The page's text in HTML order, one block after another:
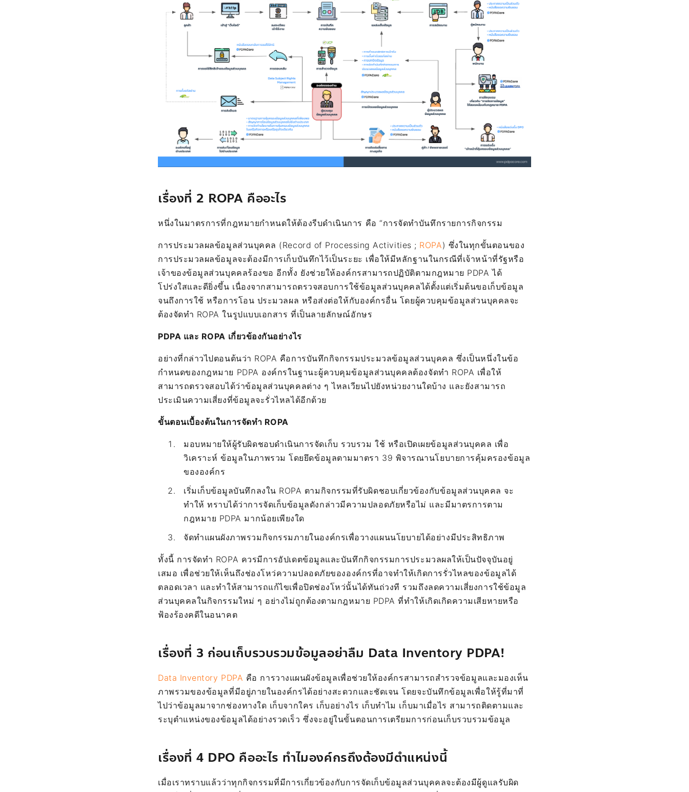
เรื่องที่ 2 ROPA คืออะไร
หนึ่งในมาตรการที่กฎหมายกำหนดให้ต้องรีบดำเนินการ คือ “การจัดทำบันทึกรายการกิจกรรม
การประมวลผลข้อมูลส่วนบุคคล (Record of Processing Activities ; ROPA) ซึ่งในทุกขั้นตอนของ
การประมวลผลข้อมูลจะต้องมีการเก็บบันทึกไว้เป็นระยะ เพื่อให้มีหลักฐานในกรณีที่เจ้าหน้าที่รัฐหรือ
เจ้าของข้อมูลส่วนบุคคลร้องขอ อีกทั้ง ยังช่วยให้องค์กรสามารถปฏิบัติตามกฎหมาย PDPA ได้
โปร่งใสและดียิ่งขึ้น เนื่องจากสามารถตรวจสอบการใช้ข้อมูลส่วนบุคคลได้ตั้งแต่เริ่มต้นขอเก็บข้อมูล
จนถึงการใช้ หรือการโอน ประมวลผล หรือส่งต่อให้กับองค์กรอื่น โดยผู้ควบคุมข้อมูลส่วนบุคคลจะ
ต้องจัดทำ ROPA ในรูปแบบเอกสาร ที่เป็นลายลักษณ์อักษร
PDPA และ ROPA เกี่ยวข้องกันอย่างไร
อย่างที่กล่าวไปตอนต้นว่า ROPA คือการบันทึกกิจกรรมประมวลข้อมูลส่วนบุคคล ซึ่งเป็นหนึ่งในข้อ
กำหนดของกฎหมาย PDPA องค์กรในฐานะผู้ควบคุมข้อมูลส่วนบุคคลต้องจัดทำ ROPA เพื่อให้
สามารถตรวจสอบได้ว่าข้อมูลส่วนบุคคลต่าง ๆ ไหลเวียนไปยังหน่วยงานใดบ้าง และยังสามารถ
ประเมินความเสี่ยงที่ข้อมูลจะรั่วไหลได้อีกด้วย
ขั้นตอนเบื้องต้นในการจัดทำ ROPA
มอบหมายให้ผู้รับผิดชอบดำเนินการจัดเก็บ รวบรวม ใช้ หรือเปิดเผยข้อมูลส่วนบุคคล เพื่อ
วิเคราะห์ ข้อมูลในภาพรวม โดยยึดข้อมูลตามมาตรา 39 พิจารณานโยบายการคุ้มครองข้อมูล
ขององค์กร
เริ่มเก็บข้อมูลบันทึกลงใน ROPA ตามกิจกรรมที่รับผิดชอบเกี่ยวข้องกับข้อมูลส่วนบุคคล จะ
ทำให้ ทราบได้ว่าการจัดเก็บข้อมูลดังกล่าวมีความปลอดภัยหรือไม่ และมีมาตรการตาม
กฎหมาย PDPA มากน้อยเพียงใด
จัดทำแผนผังภาพรวมกิจกรรมภายในองค์กรเพื่อวางแผนนโยบายได้อย่างมีประสิทธิภาพ
ทั้งนี้ การจัดทำ ROPA ควรมีการอัปเดตข้อมูลและบันทึกกิจกรรมการประมวลผลให้เป็นปัจจุบันอยู่
เสมอ เพื่อช่วยให้เห็นถึงช่องโหว่ความปลอดภัยขององค์กรที่อาจทำให้เกิดการรั่วไหลของข้อมูลได้
ตลอดเวลา และทำให้สามารถแก้ไขเพื่อปิดช่องโหว่นั้นได้ทันถ่วงที รวมถึงลดความเสี่ยงการใช้ข้อมูล
ส่วนบุคคลในกิจกรรมใหม่ ๆ อย่างไม่ถูกต้องตามกฎหมาย PDPA ที่ทำให้เกิดเกิดความเสียหายหรือ
ฟ้องร้องคดีในอนาคต
เรื่องที่ 3 ก่อนเก็บรวบรวมข้อมูลอย่าลืม Data Inventory PDPA!
Data Inventory PDPA คือ การวางแผนผังข้อมูลเพื่อช่วยให้องค์กรสามารถสำรวจข้อมูลและมองเห็น
ภาพรวมของข้อมูลที่มีอยู่ภายในองค์กรได้อย่างสะดวกและชัดเจน โดยจะบันทึกข้อมูลเพื่อให้รู้ที่มาที่
ไปว่าข้อมูลมาจากช่องทางใด เก็บจากใคร เก็บอย่างไร เก็บทำไม เก็บมาเมื่อไร สามารถติดตามและ
ระบุตำแหน่งของข้อมูลได้อย่างรวดเร็ว ซึ่งจะอยู่ในขั้นตอนการเตรียมการก่อนเก็บรวบรวมข้อมูล
เรื่องที่ 4 DPO คืออะไร ทำไมองค์กรถึงต้องมีตำแหน่งนี้
เมื่อเราทราบแล้วว่าทุกกิจกรรมที่มีการเกี่ยวข้องกับการจัดเก็บข้อมูลส่วนบุคคลจะต้องมีผู้ดูแลรับผิด